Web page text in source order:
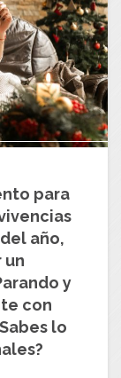
para
año,
un
y
con
lo